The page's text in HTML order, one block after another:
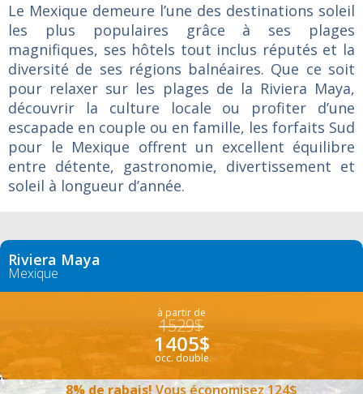
Le Mexique demeure l’une des destinations soleil
les plus populaires grâce à ses plages
magnifiques, ses hôtels tout inclus réputés et la
diversité de ses régions balnéaires. Que ce soit
pour relaxer sur les plages de la Riviera Maya,
découvrir la culture locale ou profiter d’une
escapade en couple ou en famille, les forfaits Sud
pour le Mexique offrent un excellent équilibre
entre détente, gastronomie, divertissement et
soleil à longueur d’année.
Riviera Maya
Mexique
à partir de
1529$
1405$
occ. double
8% de rabais! Vous économisez 124$